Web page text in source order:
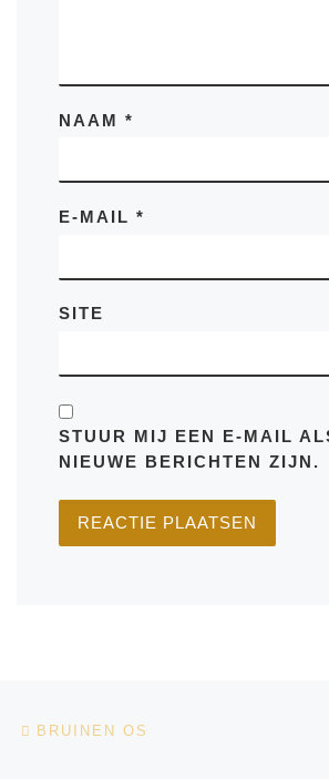
NAAM *
E-MAIL *
SITE
STUUR MIJ EEN E-MAIL
NIEUWE BERICHTEN ZIJN.
Bericht navigatie
BRUINEN OS